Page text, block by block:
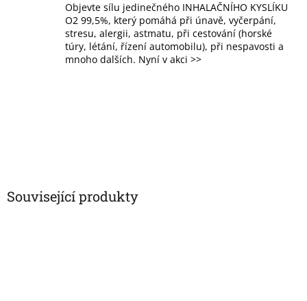
Objevte sílu jedinečného INHALAČNÍHO KYSLÍKU
O2 99,5%, který pomáhá při únavě, vyčerpání,
stresu, alergii, astmatu, při cestování (horské
túry, létání, řízení automobilu), při nespavosti a
mnoho dalších. Nyní v akci >>
Související produkty